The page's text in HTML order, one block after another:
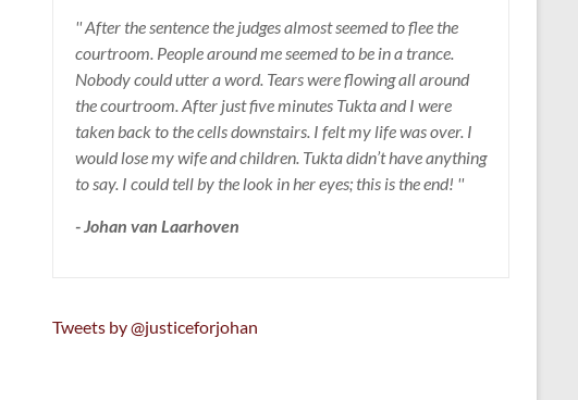
'' After the sentence the judges almost seemed to flee the
courtroom. People around me seemed to be in a trance.
Nobody could utter a word. Tears were flowing all around
the courtroom. After just five minutes Tukta and I were
taken back to the cells downstairs. I felt my life was over. I
would lose my wife and children. Tukta didn’t have anything
to say. I could tell by the look in her eyes; this is the end! ''
- Johan van Laarhoven
Tweets by @justiceforjohan